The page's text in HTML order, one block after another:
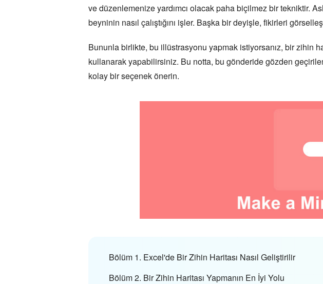
ve düzenlemenize yardımcı olacak paha biçilmez bir tekniktir.
beyninin nasıl çalıştığını işler. Başka bir deyişle, fikirleri
Bununla birlikte, bu illüstrasyonu yapmak istiyorsanız, bir zihin
kullanarak yapabilirsiniz. Bu notta, bu gönderide gözden
kolay bir seçenek önerin.
Bölüm 1. Excel'de Bir Zihin Haritası Nasıl Geliştirilir
Bölüm 2. Bir Zihin Haritası Yapmanın En İyi Yolu